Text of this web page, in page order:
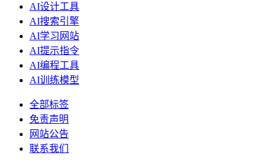
AI设计工具
AI搜索引擎
AI学习网站
AI提示指令
AI编程工具
AI训练模型
全部标签
免责声明
网站公告
联系我们